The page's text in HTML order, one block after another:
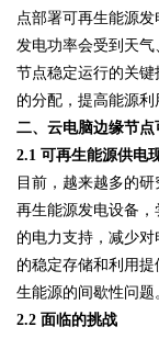
ar
点部署可再生能源
发电功率会受到天
节点稳定运行的关
的分配，提高能源利
二、云电脑边缘节
2.1 可再生能源供电
目前，越来越多的
再生能源发电设备
的电力支持，减少
的稳定存储和利用
生能源的间歇性问题
2.2 面临的挑战